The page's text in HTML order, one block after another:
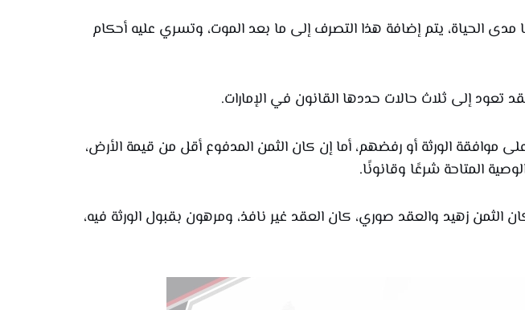
الحياة، يتم إضافة هذا التصرف إلى ما بعد الموت، وتسري عليه أحكام
إلى ثلاث حالات حددها القانون في الإمارات.
الورثة أو رفضهم، أما إن كان الثمن المدفوع أقل من قيمة الأرض،
المتاحة شرعًا وقانونًا.
زهيد والعقد صوري، كان العقد غير نافذ، ومرهون بقبول الورثة فيه،